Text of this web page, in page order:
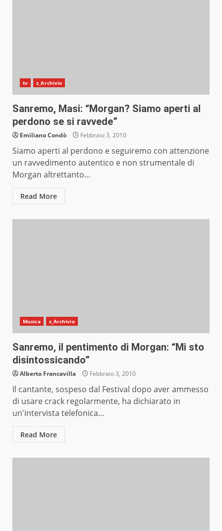
tv z_Archivio
Sanremo, Masi: “Morgan? Siamo aperti al
perdono se si ravvede”
Emiliano Condò Febbraio 3, 2010
Siamo aperti al perdono e seguiremo con attenzione
un ravvedimento autentico e non strumentale di
Morgan altrettanto...
Read More
Musica z_Archivio
Sanremo, il pentimento di Morgan: “Mi sto
disintossicando”
Alberto Francavilla Febbraio 3, 2010
Il cantante, sospeso dal Festival dopo aver ammesso
di usare crack regolarmente, ha dichiarato in
un'intervista telefonica...
Read More